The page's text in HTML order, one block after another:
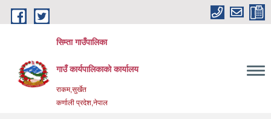
Skip to main content
सिम्ता गाउँपालिका
गाउँ कार्यपालिकाको कार्यालय
राकम,सुर्खेत
कर्णाली प्रदेश,नेपाल